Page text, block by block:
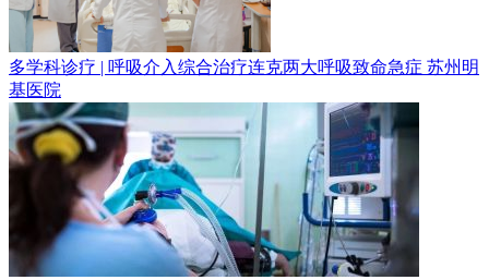
多学科诊疗 | 呼吸介入综合治疗连克两大呼吸致命急症 苏州明
基医院